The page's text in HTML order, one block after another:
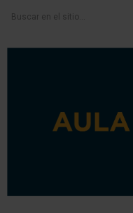
Buscar